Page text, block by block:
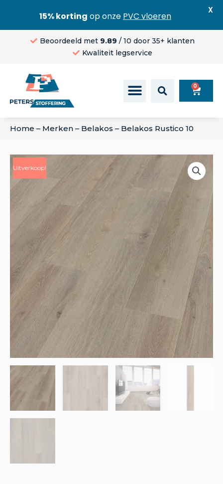
Beoordeeld met 9.89 / 10 door 35+ klanten
Kwaliteit legservice
0
Home – Merken – Belakos – Belakos Rustico 10
Uitverkoop!
15% korting op onze PVC vloeren
X